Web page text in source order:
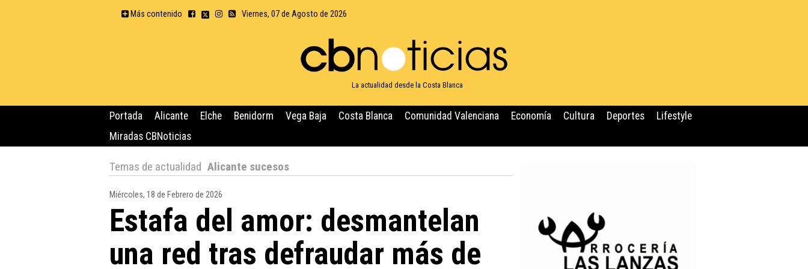
Más contenido Viernes, 07 de Agosto de 2026
La actualidad desde la Costa Blanca
Portada Alicante Elche Benidorm Vega Baja Costa Blanca Comunidad Valenciana Economía Cultura Deportes
Lifestyle
Miradas CBNoticias
Temas de actualidad Alicante sucesos
Miércoles, 18 de Febrero de 2026
Estafa del amor: desmantelan
una red tras defraudar más de